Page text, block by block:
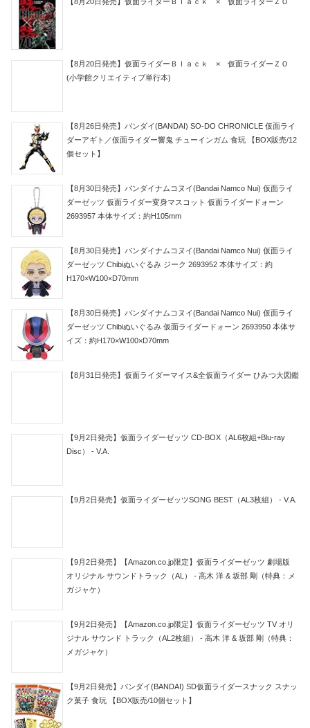
【8月20日発売】仮面ライダーＢｌａｃｋ × 仮面ライダーＺＯ
(小学館クリエイティブ単行本)
【8月26日発売】バンダイ(BANDAI) SO-DO CHRONICLE 仮面ライ
ダーアギト／仮面ライダー響鬼 チューインガム 食玩 【BOX販売/12
個セット】
【8月30日発売】バンダイナムコヌイ(Bandai Namco Nui) 仮面ライ
ダーゼッツ 仮面ライダー変身マスコット 仮面ライダードォーン
2693957 本体サイズ：約H105mm
【8月30日発売】バンダイナムコヌイ(Bandai Namco Nui) 仮面ライ
ダーゼッツ Chibiぬいぐるみ ジーク 2693952 本体サイズ：約
H170×W100×D70mm
【8月30日発売】バンダイナムコヌイ(Bandai Namco Nui) 仮面ライ
ダーゼッツ Chibiぬいぐるみ 仮面ライダードォーン 2693950 本体サ
イズ：約H170×W100×D70mm
【8月31日発売】仮面ライダーマイス&全仮面ライダー ひみつ大図鑑
【9月2日発売】仮面ライダーゼッツ CD-BOX（AL6枚組+Blu-ray
Disc） - V.A.
【9月2日発売】仮面ライダーゼッツSONG BEST（AL3枚組） - V.A.
【9月2日発売】【Amazon.co.jp限定】仮面ライダーゼッツ 劇場版
オリジナル サウンドトラック（AL） - 高木 洋 & 坂部 剛（特典：メ
ガジャケ）
【9月2日発売】【Amazon.co.jp限定】仮面ライダーゼッツ TV オリ
ジナル サウンド トラック（AL2枚組） - 高木 洋 & 坂部 剛（特典：
メガジャケ）
【9月2日発売】バンダイ(BANDAI) SD仮面ライダースナック スナッ
ク菓子 食玩 【BOX販売/10個セット】